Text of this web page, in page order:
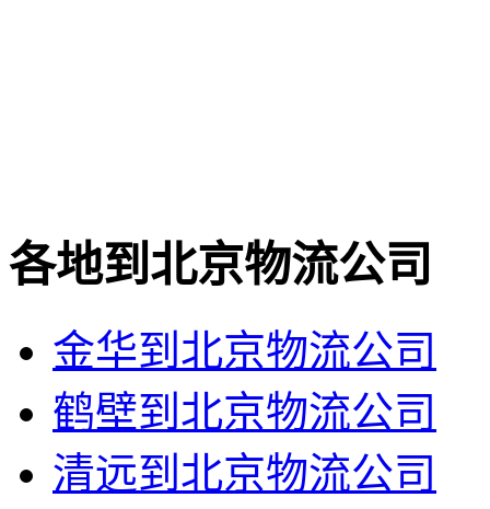
各地到北京物流公司
金华到北京物流公司
鹤壁到北京物流公司
清远到北京物流公司